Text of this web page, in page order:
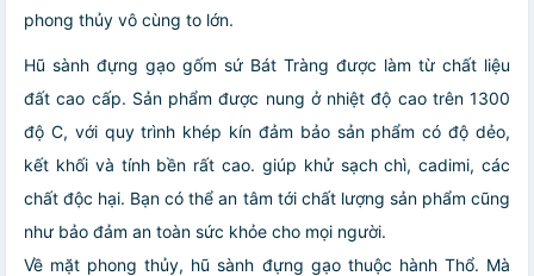
phong thủy vô cùng to lớn.
Hũ sành đựng gạo gốm sứ Bát Tràng được làm từ chất liệu
đất cao cấp. Sản phẩm được nung ở nhiệt độ cao trên 1300
độ C, với quy trình khép kín đảm bảo sản phẩm có độ dẻo,
kết khối và tính bền rất cao. giúp khử sạch chì, cadimi, các
chất độc hại. Bạn có thể an tâm tới chất lượng sản phẩm cũng
như bảo đảm an toàn sức khỏe cho mọi người.
Về mặt phong thủy, hũ sành đựng gạo thuộc hành Thổ. Mà